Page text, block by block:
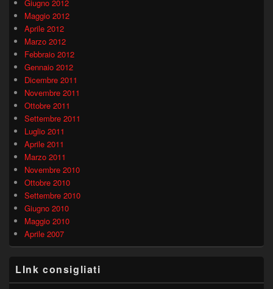
Giugno 2012
Maggio 2012
Aprile 2012
Marzo 2012
Febbraio 2012
Gennaio 2012
Dicembre 2011
Novembre 2011
Ottobre 2011
Settembre 2011
Luglio 2011
Aprile 2011
Marzo 2011
Novembre 2010
Ottobre 2010
Settembre 2010
Giugno 2010
Maggio 2010
Aprile 2007
LInk consigliati